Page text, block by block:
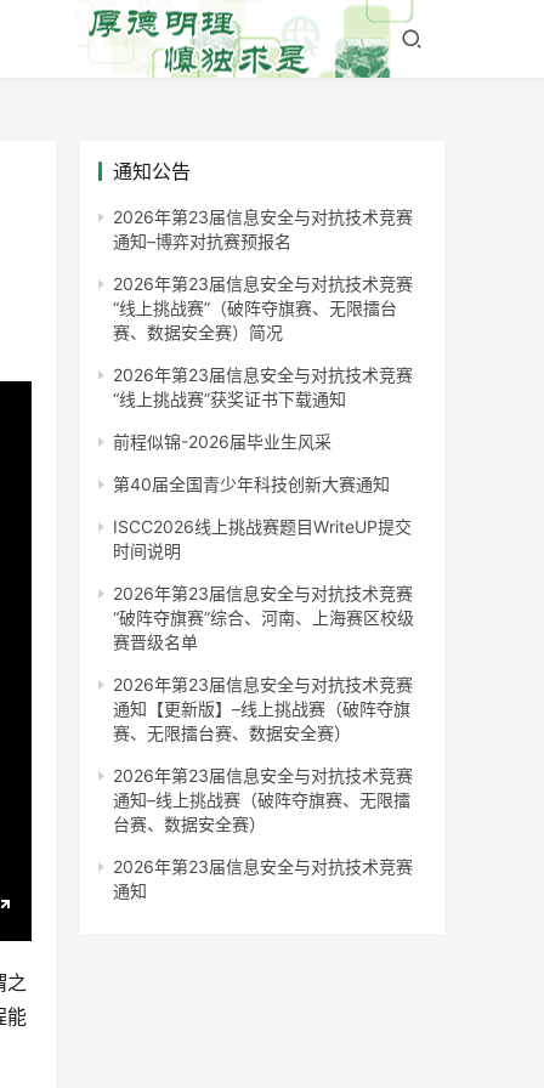
E
n
t
之
能
通知公告
2026年第23届信息安全与对抗技术竞赛
通知–博弈对抗赛预报名
2026年第23届信息安全与对抗技术竞赛
“线上挑战赛”（破阵夺旗赛、无限擂台
赛、数据安全赛）简况
2026年第23届信息安全与对抗技术竞赛
“线上挑战赛”获奖证书下载通知
前程似锦-2026届毕业生风采
第40届全国青少年科技创新大赛通知
ISCC2026线上挑战赛题目WriteUP提交
时间说明
2026年第23届信息安全与对抗技术竞赛
“破阵夺旗赛”综合、河南、上海赛区校级
赛晋级名单
2026年第23届信息安全与对抗技术竞赛
通知【更新版】–线上挑战赛（破阵夺旗
赛、无限擂台赛、数据安全赛）
2026年第23届信息安全与对抗技术竞赛
通知–线上挑战赛（破阵夺旗赛、无限擂
台赛、数据安全赛）
2026年第23届信息安全与对抗技术竞赛
通知